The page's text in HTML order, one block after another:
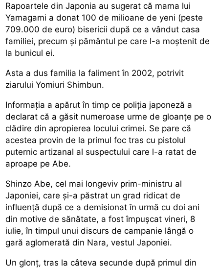
Rapoartele din Japonia au sugerat că mama lui
Yamagami a donat 100 de milioane de yeni (peste
709.000 de euro) bisericii după ce a vândut casa
familiei, precum şi pământul pe care l-a moştenit de
la bunicul ei.
Asta a dus familia la faliment în 2002, potrivit
ziarului Yomiuri Shimbun.
Informaţia a apărut în timp ce poliţia japoneză a
declarat că a găsit numeroase urme de gloanţe pe o
clădire din apropierea locului crimei. Se pare că
acestea provin de la primul foc tras cu pistolul
puternic artizanal al suspectului care l-a ratat de
aproape pe Abe.
Shinzo Abe, cel mai longeviv prim-ministru al
Japoniei, care şi-a păstrat un grad ridicat de
influenţă după ce a demisionat în urmă cu doi ani
din motive de sănătate, a fost împuşcat vineri, 8
iulie, în timpul unui discurs de campanie lângă o
gară aglomerată din Nara, vestul Japoniei.
Un glonţ, tras la câteva secunde după primul din